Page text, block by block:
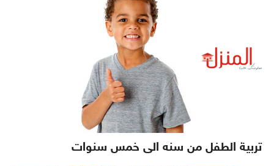
تربية الطفل من سنه الى خمس سنوات